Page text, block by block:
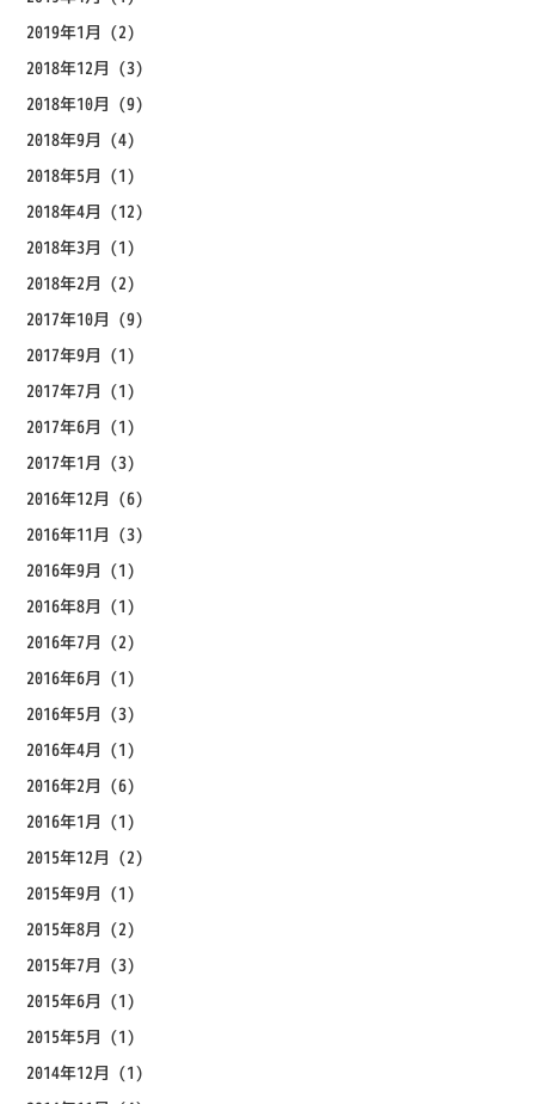
2019年1月 (2)
2018年12月 (3)
2018年10月 (9)
2018年9月 (4)
2018年5月 (1)
2018年4月 (12)
2018年3月 (1)
2018年2月 (2)
2017年10月 (9)
2017年9月 (1)
2017年7月 (1)
2017年6月 (1)
2017年1月 (3)
2016年12月 (6)
2016年11月 (3)
2016年9月 (1)
2016年8月 (1)
2016年7月 (2)
2016年6月 (1)
2016年5月 (3)
2016年4月 (1)
2016年2月 (6)
2016年1月 (1)
2015年12月 (2)
2015年9月 (1)
2015年8月 (2)
2015年7月 (3)
2015年6月 (1)
2015年5月 (1)
2014年12月 (1)